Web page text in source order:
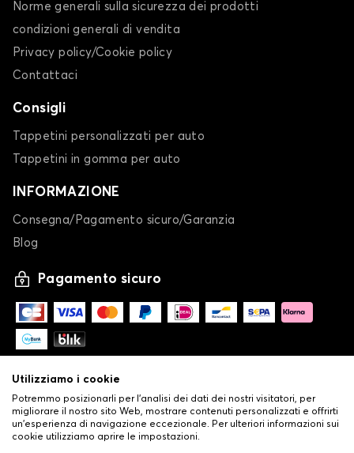
Norme generali sulla sicurezza dei prodotti
condizioni generali di vendita
Privacy policy/Cookie policy
Contattaci
Consigli
Tappetini personalizzati per auto
Tappetini in gomma per auto
INFORMAZIONE
Consegna/Pagamento sicuro/Garanzia
Blog
Pagamento sicuro
Utilizziamo i cookie
Potremmo posizionarli per l'analisi dei dati dei nostri visitatori, per
migliorare il nostro sito Web, mostrare contenuti personalizzati e offrirti
un'esperienza di navigazione eccezionale. Per ulteriori informazioni sui
cookie utilizziamo aprire le impostazioni.